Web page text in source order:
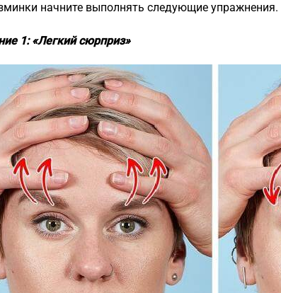
начните выполнять следующие упражнения.
1: «Легкий сюрприз»